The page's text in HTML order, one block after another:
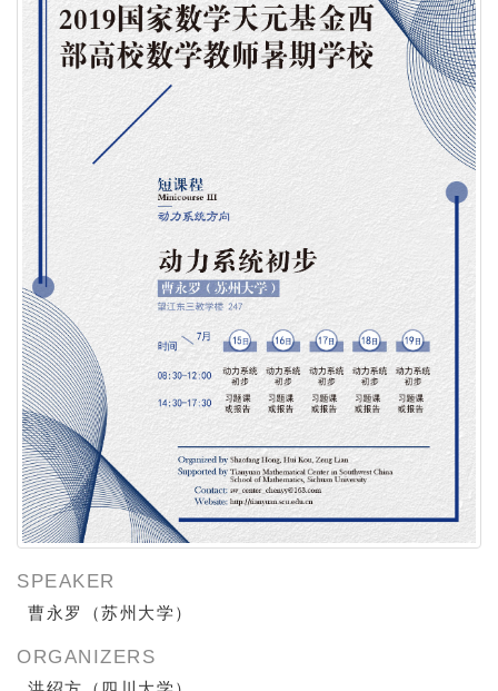
SPEAKER
曹永罗（苏州大学）
ORGANIZERS